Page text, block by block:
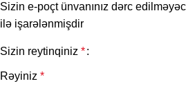
Sizin e-poçt ünvanınız dərc
ilə işarələnmişdir
Sizin reytinqiniz *
Rəyiniz *